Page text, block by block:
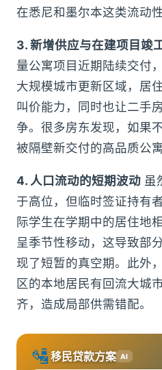
在悉尼和墨尔本这类流动
3. 新增供应与在建项目竣
量公寓项目近期陆续交付
大规模城市更新区域，居
叫价能力，同时也让二手
争。很多房东发现，如果
被隔壁新交付的高品质公寓
4. 人口流动的短期波动 虽
于高位，但临时签证持有
际学生在学期中的居住地
呈季节性移动，这导致部
现了短暂的真空期。此外
区的本地居民有回流大城
齐，造成局部供需错配。
🛂移民贷款方案 AI